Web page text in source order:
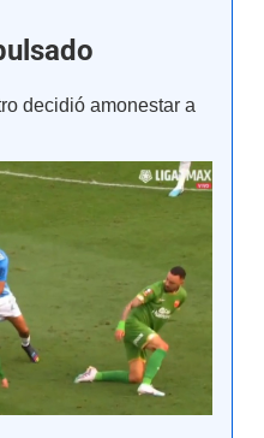
decidió amonestar a